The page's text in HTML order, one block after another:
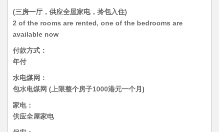
(三房一厅，供应全屋家电，拎包入住)
2 of the rooms are rented, one of the bedrooms are
available now
付款方式：
年付
水电煤网：
包水电煤网 (上限整个房子1000港元一个月)
家电：
供应全屋家电